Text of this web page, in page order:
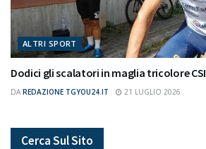
ALTRI SPORT
Dodici gli scalatori in maglia tricolore CSI
DA REDAZIONE TGYOU24.IT 21 LUGLIO 2026
Cerca Sul Sito